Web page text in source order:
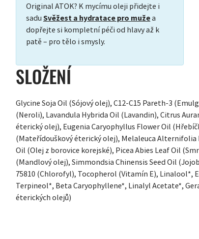
Original ATOK? K mycímu oleji přidejte i
sadu Svěžest a hydratace pro mužea
dopřejte si kompletní péči od hlavy až k
patě – pro tělo i smysly.
SLOŽENÍ
Glycine Soja Oil (Sójový olej), C12-C15 Pareth-3
(Neroli), Lavandula Hybrida Oil (Lavandin), Citrus
éterický olej), Eugenia Caryophyllus Flower Oil
(Mateřídouškový éterický olej), Melaleuca Alternifolia
Oil (Olej z borovice korejské), Picea Abies Leaf Oil
(Mandlový olej), Simmondsia Chinensis Seed Oil
75810 (Chlorofyl), Tocopherol (Vitamín E), Linalool*,
Terpineol*, Beta Caryophyllene*, Linalyl Acetate*,
éterických olejů)